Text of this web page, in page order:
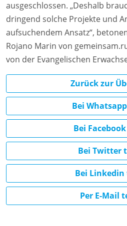
ausgeschlossen. „Deshalb
dringend solche Projekte und
aufsuchendem Ansatz“,
Rojano Marin von
von der Evangelischen
Zurück zur
Bei
Bei
Bei Twitter
Bei
Per E-Mail